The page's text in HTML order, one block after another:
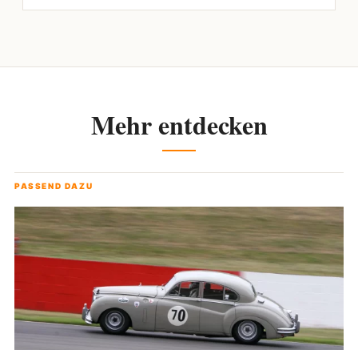
Mehr entdecken
PASSEND DAZU